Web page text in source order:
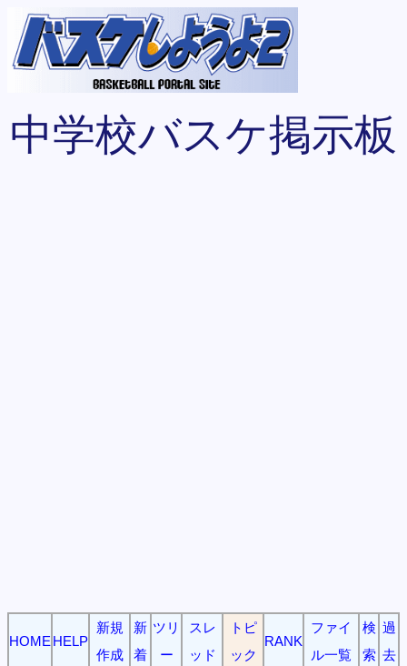
中学校バスケ掲示板
HOME HELP
新規
作成
新
着
ツリ
ー
スレ
ッド
トピ
ック
RANK
ファイ
ル一覧
検
索
過
去